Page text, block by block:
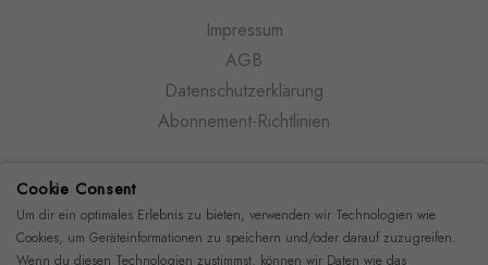
Impressum
AGB
Datenschutzerklärung
Abonnement-Richtlinien
Seien Sie der Erste, der von unseren Neuikeiten und
Cookie Consent
Um dir ein optimales Erlebnis zu bieten, verwenden wir Technologien wie
Cookies, um Geräteinformationen zu speichern und/oder darauf zuzugreifen.
Wenn du diesen Technologien zustimmst, können wir Daten wie das